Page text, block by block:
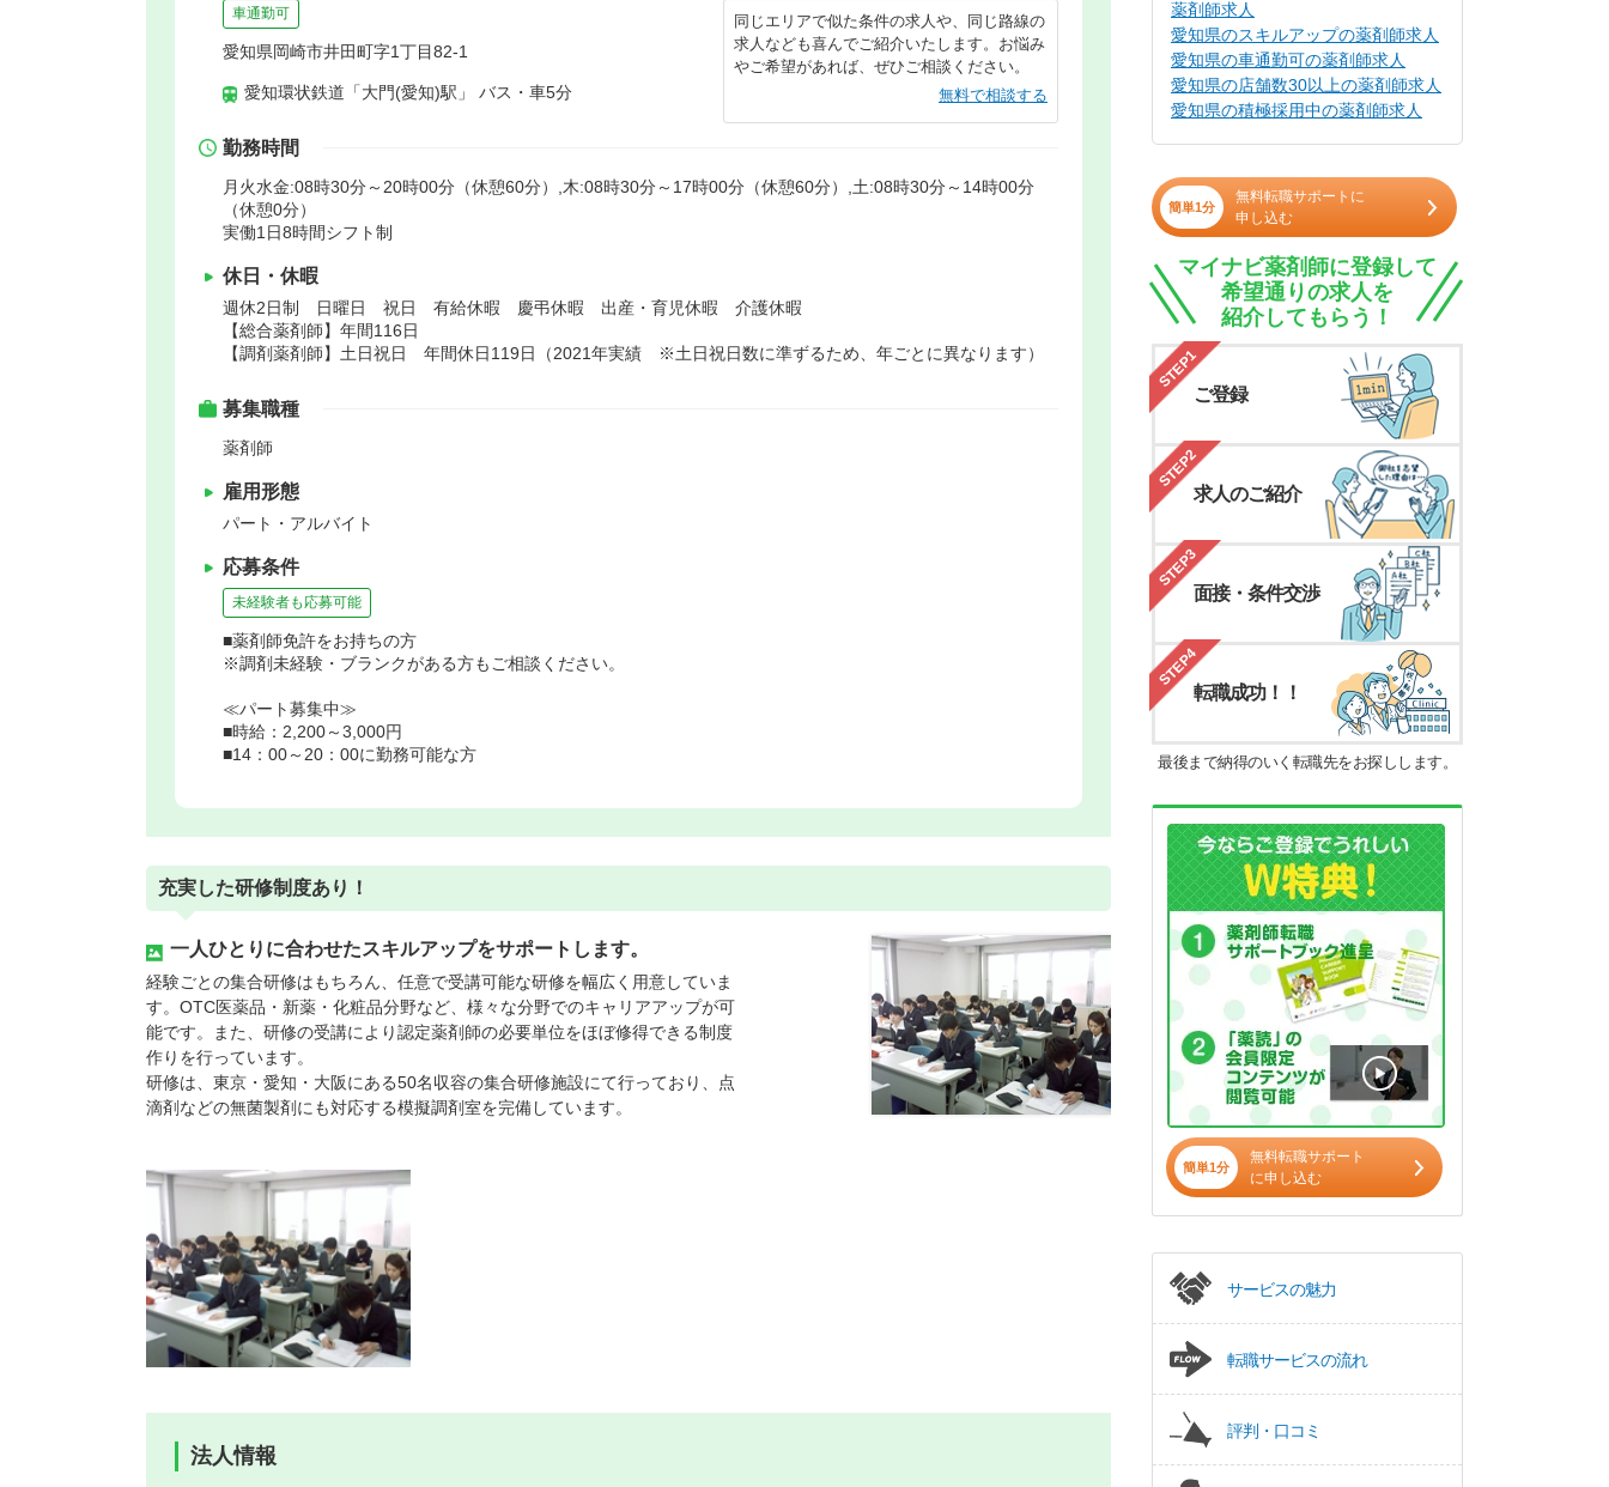
車通勤可
愛知県岡崎市井田町字1丁目82-1
愛知環状鉄道「大門(愛知)駅」 バス・車5分
同じエリアで似た条件の求人や、同じ路線の
求人なども喜んでご紹介いたします。お悩み
やご希望があれば、ぜひご相談ください。
無料で相談する
勤務時間
月火水金:08時30分～20時00分（休憩60分）,木:08時30分～17時00分（休憩60分）,土:08時30分～14時00分
（休憩0分）
実働1日8時間シフト制
休日・休暇
週休2日制 日曜日 祝日 有給休暇 慶弔休暇 出産・育児休暇 介護休暇
【総合薬剤師】年間116日
【調剤薬剤師】土日祝日 年間休日119日（2021年実績 ※土日祝日数に準ずるため、年ごとに異なります）
募集職種
薬剤師
雇用形態
パート・アルバイト
応募条件
未経験者も応募可能
■薬剤師免許をお持ちの方
※調剤未経験・ブランクがある方もご相談ください。
≪パート募集中≫
■時給：2,200～3,000円
■14：00～20：00に勤務可能な方
充実した研修制度あり！
一人ひとりに合わせたスキルアップをサポートします。
経験ごとの集合研修はもちろん、任意で受講可能な研修を幅広く用意していま
す。OTC医薬品・新薬・化粧品分野など、様々な分野でのキャリアアップが可
能です。また、研修の受講により認定薬剤師の必要単位をほぼ修得できる制度
作りを行っています。
研修は、東京・愛知・大阪にある50名収容の集合研修施設にて行っており、点
滴剤などの無菌製剤にも対応する模擬調剤室を完備しています。
法人情報
薬剤師求人
愛知県のスキルアップの薬剤師求人
愛知県の車通勤可の薬剤師求人
愛知県の店舗数30以上の薬剤師求人
愛知県の積極採用中の薬剤師求人
簡単1分
無料転職サポートに
申し込む
マイナビ薬剤師に登録して
希望通りの求人を
紹介してもらう！
STEP1
ご登録
STEP2
求人のご紹介
STEP3
面接・条件交渉
STEP4
転職成功！！
最後まで納得のいく転職先をお探しします。
簡単1分
無料転職サポート
に申し込む
サービスの魅力
転職サービスの流れ
評判・口コミ